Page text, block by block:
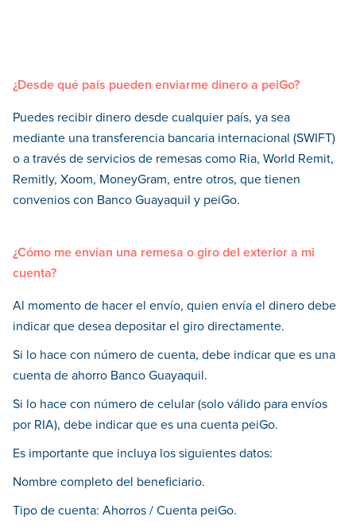
¿Desde qué país pueden enviarme dinero a peiGo?
Puedes recibir dinero desde cualquier país, ya sea
mediante una transferencia bancaria internacional (SWIFT)
o a través de servicios de remesas como Ria, World Remit,
Remitly, Xoom, MoneyGram, entre otros, que tienen
convenios con Banco Guayaquil y peiGo.
¿Cómo me envían una remesa o giro del exterior a mi
cuenta?
Al momento de hacer el envío, quien envía el dinero debe
indicar que desea depositar el giro directamente.
Si lo hace con número de cuenta, debe indicar que es una
cuenta de ahorro Banco Guayaquil.
Si lo hace con número de celular (solo válido para envíos
por RIA), debe indicar que es una cuenta peiGo.
Es importante que incluya los siguientes datos:
Nombre completo del beneficiario.
Tipo de cuenta: Ahorros / Cuenta peiGo.